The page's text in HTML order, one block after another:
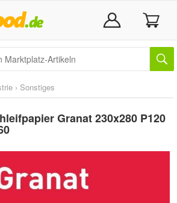
› Sonstiges
Granat 230x280 P120